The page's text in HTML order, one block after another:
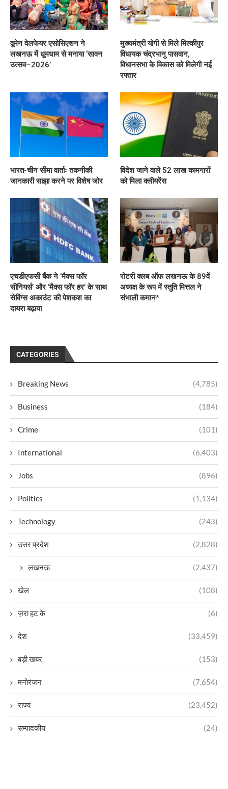
वूमेन वेलफेयर एसोसिएशन ने
लखनऊ में धूमधाम से मनाया ‘सावन
उत्सव–2026’
मुख्यमंत्री योगी से मिले मिल्कीपुर
विधायक चंद्रभानु पासवान,
विधानसभा के विकास को मिलेगी नई
रफ्तार
भारत-चीन सीमा वार्ताः तकनीकी
जानकारी साझा करने पर विशेष जोर
विदेश जाने वाले 52 लाख कामगारों
को मिला क्लीयरेंस
एचडीएफसी बैंक ने ‘मैक्स फॉर
सीनियर्स’ और ‘मैक्स फॉर हर’ के साथ
सेविंग्स अकाउंट की पेशकश का
दायरा बढ़ाया
रोटरी क्लब ऑफ लखनऊ के 89वें
अध्यक्ष के रूप में स्तुति मित्तल ने
संभाली कमान*
CATEGORIES
Breaking News (4,785)
Business (184)
Crime (101)
International (6,403)
Jobs (896)
Politics (1,134)
Technology (243)
उत्तर प्रदेश (2,828)
लखनऊ (2,437)
खेल (108)
ज़रा हट के (6)
देश (33,459)
बड़ी खबर (153)
मनोरंजन (7,654)
राज्य (23,452)
सम्पादकीय (24)